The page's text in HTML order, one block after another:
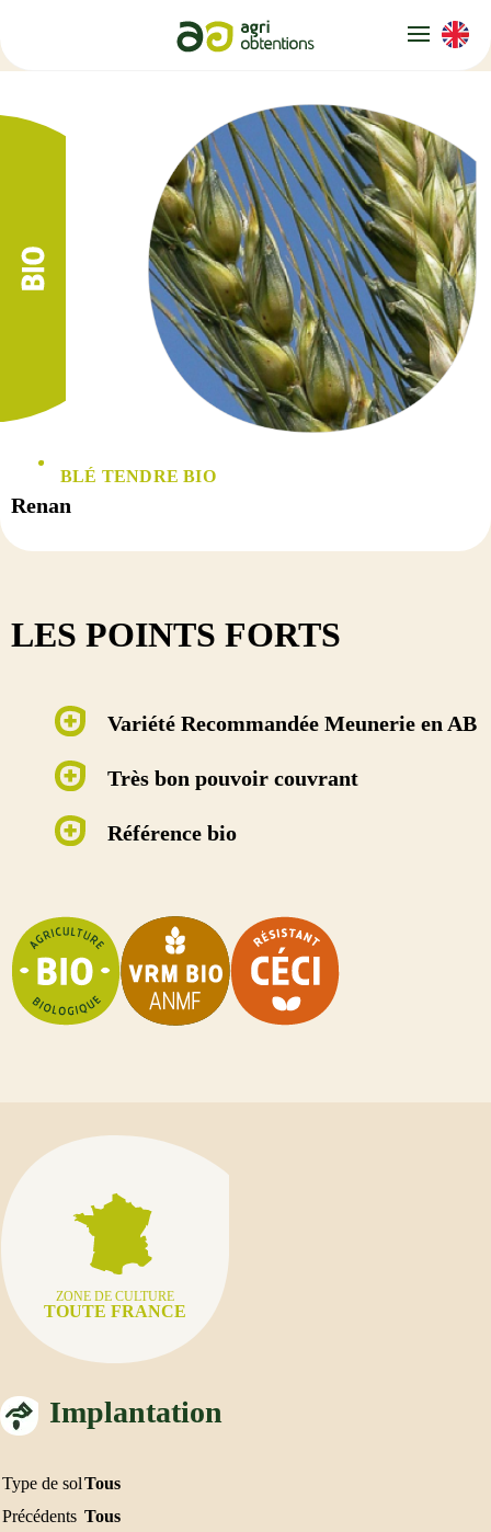
BLÉ TENDRE BIO
Renan
LES POINTS FORTS
Variété Recommandée Meunerie en AB
Très bon pouvoir couvrant
Référence bio
ZONE DE CULTURE
TOUTE FRANCE
Implantation
Type de solTous
Précédents Tous